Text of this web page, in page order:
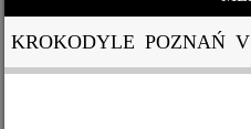
KROKODYLE POZNAŃ